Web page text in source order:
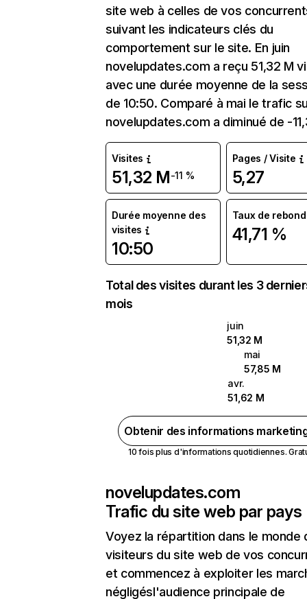
site web à celles de vos
suivant les indicateurs clés du
comportement sur le site. En juin
novelupdates.com a reçu 51,32 M
avec une durée moyenne de la
de 10:50. Comparé à mai le trafic
novelupdates.com a diminué de -
Visites
51,32 M-11 %
Pages / Visite
5,27
Durée moyenne des
visites
10:50
Taux de rebond
41,71 %
Total des visites durant les 3
mois
juin
51,32 M
mai
57,85 M
avr.
51,62 M
Obtenir des informations
10 fois plus d'informations quotidiennes.
novelupdates.com
Trafic du site web par pays
Voyez la répartition dans le monde
visiteurs du site web de vos
et commencez à exploiter les
négligésl'audience principale de